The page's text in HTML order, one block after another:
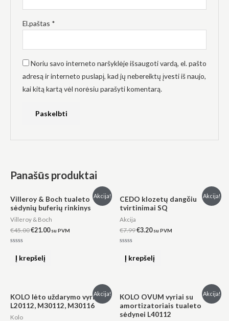
El.paštas *
Noriu savo interneto naršyklėje išsaugoti vardą, el. pašto
adresą ir interneto puslapį, kad jų nebereiktų įvesti iš naujo,
kai kitą kartą vėl norėsiu parašyti komentarą.
Panašūs produktai
Akcija!
Villeroy & Boch tualeto
sėdynių buferių rinkinys
Villeroy & Boch
€45.00
price
was:
€45.00.
€21.00
price
is:
€21.00.
su PVM
Į krepšelį
Akcija!
CEDO klozetų dangčiu
tvirtinimai SQ
Akcija
€7.99
price
was:
€3.20
price
is:
su PVM
Į krepšelį
Akcija!
KOLO lėto uždarymo vyriai
L20112, M30112, M30116
Kolo
price
was:
price
is:
Akcija!
KOLO OVUM vyriai su
amortizatoriais tualeto
sėdynei L40112
price
was:
€83.00.
price
is:
€71.00.